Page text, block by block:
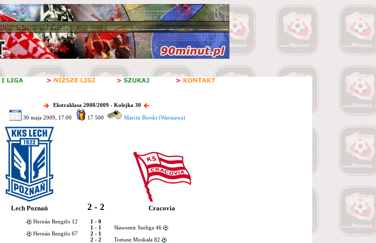
Ekstraklasa 2008/2009 - Kolejka 30
30 maja 2009, 17:00 17 500 Marcin Borski (Warszawa)
Lech Poznań 2 - 2 Cracovia
Hernán Rengifo 12
1 - 0
1 - 1
Sławomir Szeliga 46
Hernán Rengifo 67
2 - 1
2 - 2
Tomasz Moskała 82